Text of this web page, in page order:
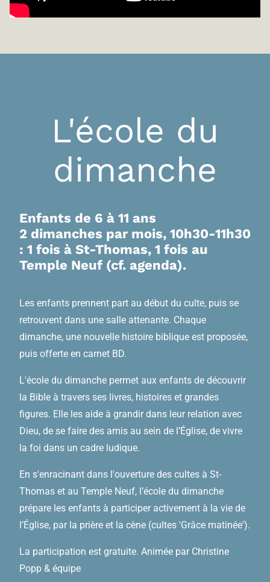
L'école du
dimanche
Enfants de 6 à 11 ans
2 dimanches par mois, 10h30-11h30
: 1 fois à St-Thomas, 1 fois au
Temple Neuf (cf. agenda).
Les enfants prennent part au début du culte, puis se
retrouvent dans une salle attenante. Chaque
dimanche, une nouvelle histoire biblique est proposée,
puis offerte en carnet BD.
L'école du dimanche permet aux enfants de découvrir
la Bible à travers ses livres, histoires et grandes
figures. Elle les aide à grandir dans leur relation avec
Dieu, de se faire des amis au sein de l’Église, de vivre
la foi dans un cadre ludique.
En s'enracinant dans l'ouverture des cultes à St-
Thomas et au Temple Neuf, l’école du dimanche
prépare les enfants à participer activement à la vie de
l’Église, par la prière et la cène (cultes 'Grâce matinée').
La participation est gratuite. Animée par Christine
Popp & équipe